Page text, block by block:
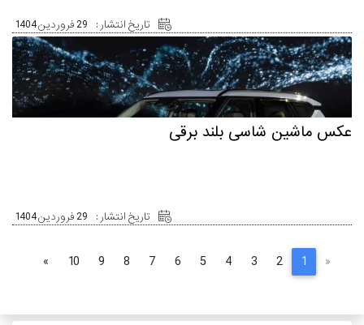
تاریخ انتشار : 29 فروردین 1404
عکس ماشین شاسی بلند برقی
تاریخ انتشار : 29 فروردین 1404
«
1
2
3
4
5
6
7
8
9
10
»